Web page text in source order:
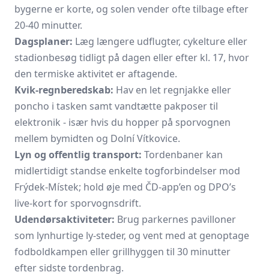
bygerne er korte, og solen vender ofte tilbage efter
20-40 minutter.
Dagsplaner: Læg længere udflugter, cykelture eller
stadionbesøg tidligt på dagen eller efter kl. 17, hvor
den termiske aktivitet er aftagende.
Kvik-regnberedskab: Hav en let regnjakke eller
poncho i tasken samt vandtætte pakposer til
elektronik - især hvis du hopper på sporvognen
mellem bymidten og Dolní Vítkovice.
Lyn og offentlig transport: Tordenbaner kan
midlertidigt standse enkelte togforbindelser mod
Frýdek-Místek; hold øje med ČD-app’en og DPO’s
live-kortfor sporvognsdrift.
Udendørsaktiviteter: Brug parkernes pavilloner
som lynhurtige ly-steder, og vent med at genoptage
fodboldkampen eller grillhyggen til 30 minutter
efter sidste tordenbrag.